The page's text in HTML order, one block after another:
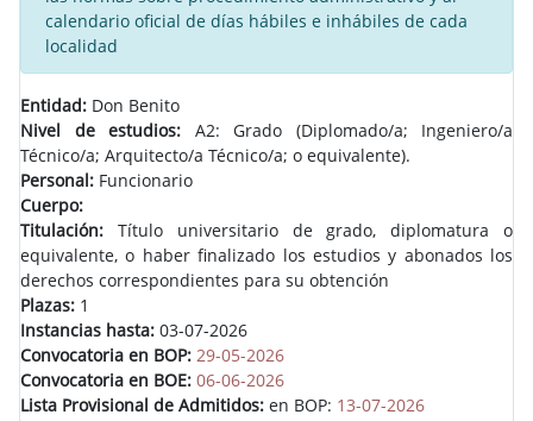
calendario oficial de días hábiles e inhábiles de cada
localidad
Entidad: Don Benito
Nivel de estudios: A2: Grado (Diplomado/a; Ingeniero/a
Técnico/a; Arquitecto/a Técnico/a; o equivalente).
Personal: Funcionario
Cuerpo:
Titulación: Título universitario de grado, diplomatura o
equivalente, o haber finalizado los estudios y abonados los
derechos correspondientes para su obtención
Plazas: 1
Instancias hasta: 03-07-2026
Convocatoria en BOP: 29-05-2026
Convocatoria en BOE: 06-06-2026
Lista Provisional de Admitidos: en BOP: 13-07-2026